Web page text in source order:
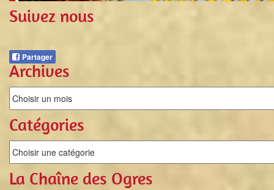
Suivez nous
Partager
Archives
Catégories
La Chaîne des Ogres